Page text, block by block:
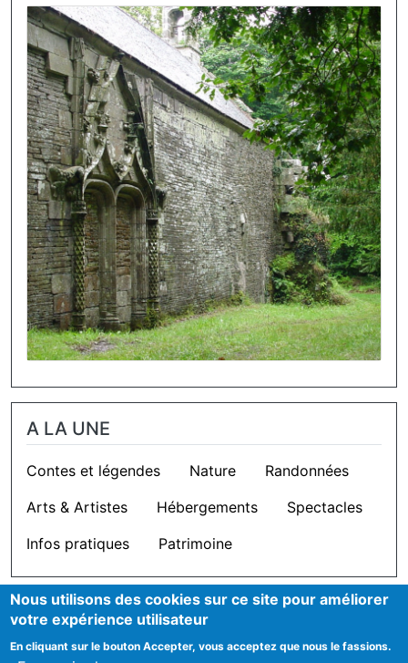
Image
A LA UNE
Contes et légendes Nature
Randonnées
Arts & Artistes
Hébergements
Spectacles
Infos pratiques
Patrimoine
OUTILS
Nous utilisons des cookies sur ce site pour améliorer
votre expérience utilisateur
En cliquant sur le bouton Accepter, vous acceptez que nous le fassions.